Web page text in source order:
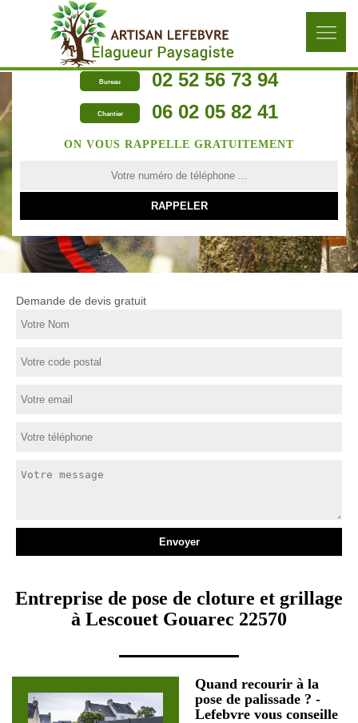
Bureau 02 52 56 73 94
Chantier 06 02 05 82 41
ON VOUS RAPPELLE GRATUITEMENT
Demande de devis gratuit
Entreprise de pose de cloture et grillage
à Lescouet Gouarec 22570
Quand recourir à la
pose de palissade ? -
Lefebvre vous conseille